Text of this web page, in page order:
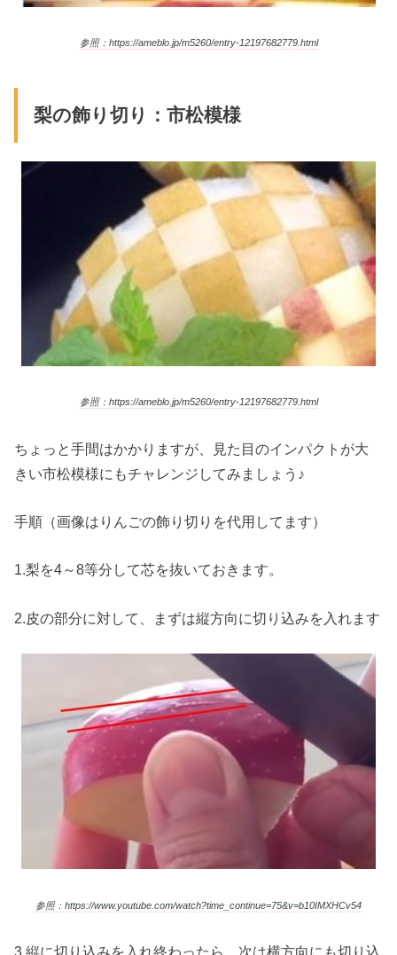
参照：https://ameblo.jp/m5260/entry-12197682779.html
梨の飾り切り：市松模様
参照：https://ameblo.jp/m5260/entry-12197682779.html
ちょっと手間はかかりますが、見た目のインパクトが大
きい市松模様にもチャレンジしてみましょう♪
手順（画像はりんごの飾り切りを代用してます）
1.梨を4～8等分して芯を抜いておきます。
2.皮の部分に対して、まずは縦方向に切り込みを入れます
参照：https://www.youtube.com/watch?time_continue=75&v=b10IMXHCv54
3.縦に切り込みを入れ終わったら、次は横方向にも切り込